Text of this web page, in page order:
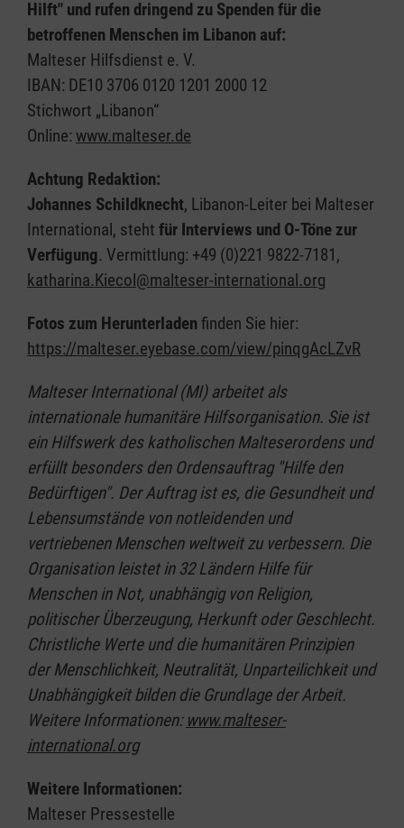
Hilft" und rufen dringend zu Spenden für die
betroffenen Menschen im Libanon auf:
Malteser Hilfsdienst e. V.
IBAN: DE10 3706 0120 1201 2000 12
Stichwort „Libanon“
Online: www.malteser.de
Achtung Redaktion:
Johannes Schildknecht, Libanon-Leiter bei Malteser
International, steht für Interviews und O-Töne zur
Verfügung. Vermittlung: +49 (0)221 9822-7181,
katharina.Kiecol@malteser-international.org
Fotos zum Herunterladenfinden Sie hier:
https://malteser.eyebase.com/view/pinqgAcLZvR
Malteser International (MI) arbeitet als
internationale humanitäre Hilfsorganisation. Sie ist
ein Hilfswerk des katholischen Malteserordens und
erfüllt besonders den Ordensauftrag "Hilfe den
Bedürftigen". Der Auftrag ist es, die Gesundheit und
Lebensumstände von notleidenden und
vertriebenen Menschen weltweit zu verbessern. Die
Organisation leistet in 32 Ländern Hilfe für
Menschen in Not, unabhängig von Religion,
politischer Überzeugung, Herkunft oder Geschlecht.
Christliche Werte und die humanitären Prinzipien
der Menschlichkeit, Neutralität, Unparteilichkeit und
Unabhängigkeit bilden die Grundlage der Arbeit.
Weitere Informationen: www.malteser-
international.org
Weitere Informationen:
Malteser Pressestelle